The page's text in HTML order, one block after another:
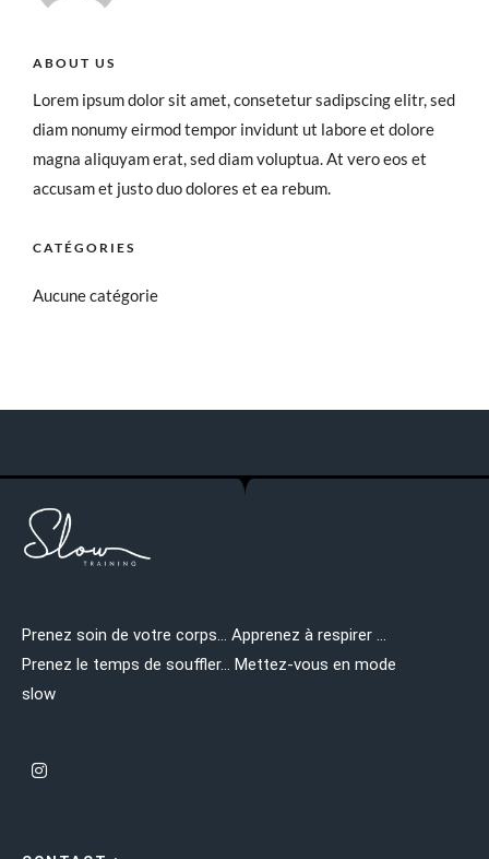
ABOUT US
Lorem ipsum dolor sit amet, consetetur sadipscing elitr, sed
diam nonumy eirmod tempor invidunt ut labore et dolore
magna aliquyam erat, sed diam voluptua. At vero eos et
accusam et justo duo dolores et ea rebum.
CATÉGORIES
Aucune catégorie
Prenez soin de votre corps… Apprenez à respirer …
Prenez le temps de souffler… Mettez-vous en mode
slow